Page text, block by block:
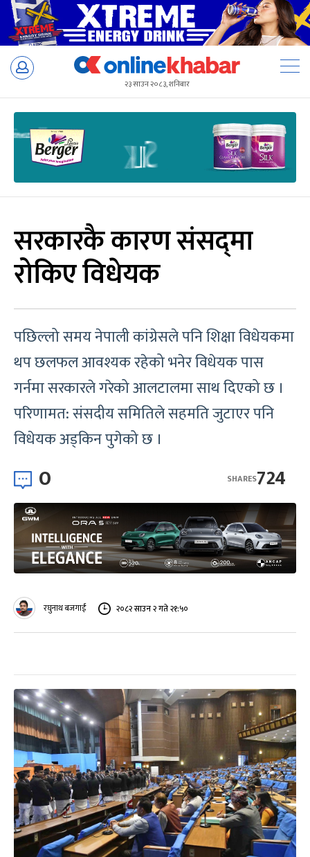
Skip
२३ साउन २०८३, शनिबार
सरकारकै कारण संसद्‌मा
रोकिए विधेयक
पछिल्लो समय नेपाली कांग्रेसले पनि शिक्षा विधेयकमा
थप छलफल आवश्यक रहेको भनेर विधेयक पास
गर्नमा सरकारले गरेको आलटालमा साथ दिएको छ ।
परिणामत: संसदीय समितिले सहमति जुटाएर पनि
विधेयक अड्किन पुगेको छ ।
0 724
SHARES
रघुनाथ बजगाईं २०८२ साउन २ गते २१:५०